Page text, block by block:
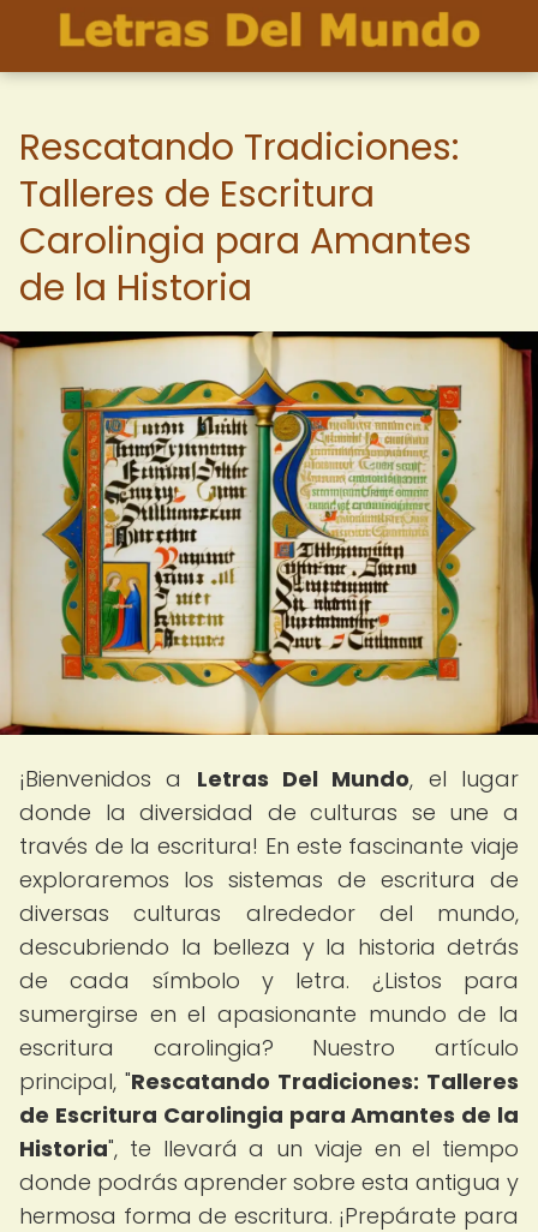
Rescatando Tradiciones:
Talleres de Escritura
Carolingia para Amantes
de la Historia
¡Bienvenidos a Letras Del Mundo, el lugar
donde la diversidad de culturas se une a
través de la escritura! En este fascinante viaje
exploraremos los sistemas de escritura de
diversas culturas alrededor del mundo,
descubriendo la belleza y la historia detrás
de cada símbolo y letra. ¿Listos para
sumergirse en el apasionante mundo de la
escritura carolingia? Nuestro artículo
principal, "Rescatando Tradiciones: Talleres
de Escritura Carolingia para Amantes de la
Historia", te llevará a un viaje en el tiempo
donde podrás aprender sobre esta antigua y
hermosa forma de escritura. ¡Prepárate para